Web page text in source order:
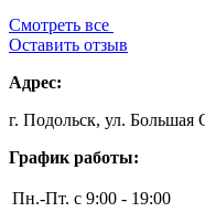
Смотреть все
Оставить отзыв
Адрес:
г. Подольск, ул. Большая
График работы:
Пн.-Пт. с 9:00 - 19:00